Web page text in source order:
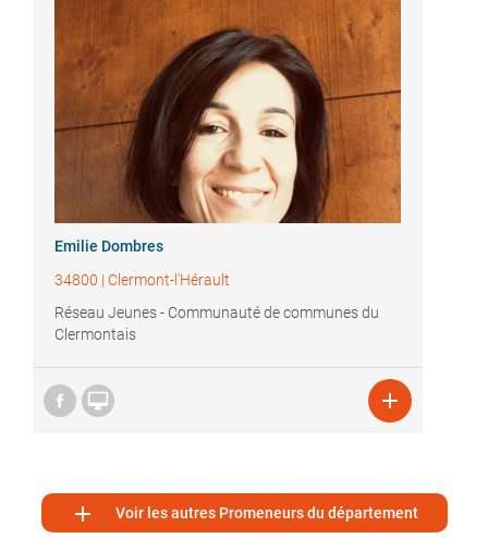
Emilie Dombres
34800 | Clermont-l'Hérault
Réseau Jeunes - Communauté de communes du
Clermontais
 
 Voir les autres Promeneurs du département